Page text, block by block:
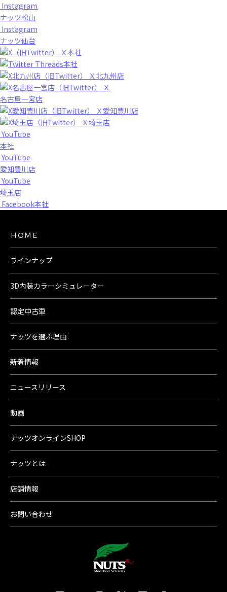
Instagram
ナッツ松山
Instagram
ナッツ仙台
Ｘ本社
Threads本社
Ｘ北九州店
Ｘ
名古屋一宮店
Ｘ愛知豊川店
Ｘ埼玉店
YouTube
本社
YouTube
愛知豊川店
YouTube
埼玉店
Facebook本社
ＨＯＭＥ
ラインナップ
3D内装カラーシミュレーター
認定中古車
ナッツを選ぶ理由
新着情報
ニュースリリース
動画
ナッツオンラインSHOP
ナッツとは
店舗情報
お問い合わせ